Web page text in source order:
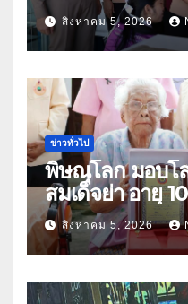
ธิดา ข้าราชการตำรวจจังหวัด
อุทัยธานี
สิงหาคม 5, 2026
ข่าวทั่วไป
พิษณุโลก มอบโ
สมเด็จย่า อายุ 100 ปี “นางจ
เนตร” ตำบลบ้าน
สิงหาคม 5, 2026